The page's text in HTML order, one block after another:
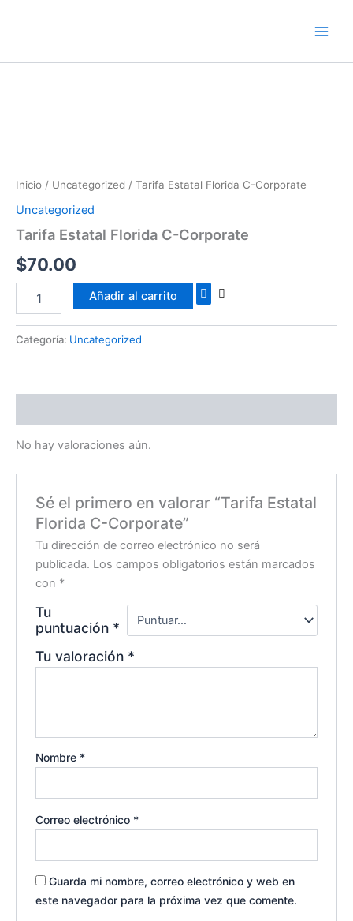
Inicio / Uncategorized / Tarifa Estatal Florida C-Corporate
Uncategorized
Tarifa Estatal Florida C-Corporate
$70.00
C-
Corporate
cantidad
Añadir al carrito
Categoría: Uncategorized
No hay valoraciones aún.
Sé el primero en valorar “Tarifa Estatal
Florida C-Corporate”
Tu dirección de correo electrónico no será
publicada. Los campos obligatorios están marcados
con *
Tu
puntuación *
Tu valoración *
Nombre *
Correo electrónico *
Guarda mi nombre, correo electrónico y web en
este navegador para la próxima vez que comente.